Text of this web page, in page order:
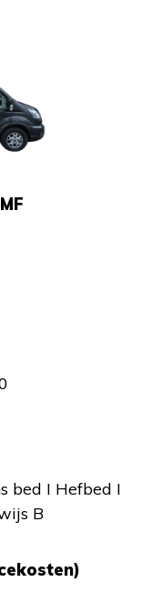
bed I Hefbed I
B